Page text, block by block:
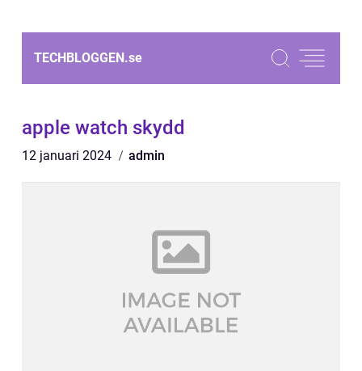
TECHBLOGGEN.se
apple watch skydd
12 januari 2024 admin